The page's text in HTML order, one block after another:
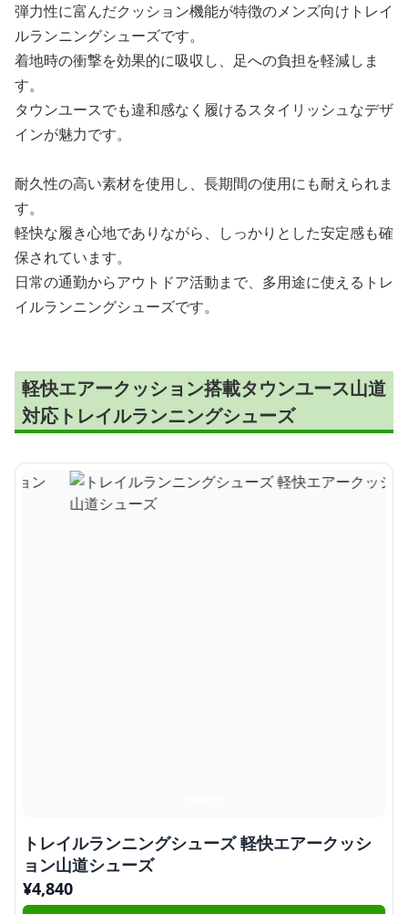
弾力性に富んだクッション機能が特徴のメンズ向けトレイ
ルランニングシューズです。
着地時の衝撃を効果的に吸収し、足への負担を軽減しま
す。
タウンユースでも違和感なく履けるスタイリッシュなデザ
インが魅力です。
耐久性の高い素材を使用し、長期間の使用にも耐えられま
す。
軽快な履き心地でありながら、しっかりとした安定感も確
保されています。
日常の通勤からアウトドア活動まで、多用途に使えるトレ
イルランニングシューズです。
軽快エアークッション搭載タウンユース山道
対応トレイルランニングシューズ
トレイルランニングシューズ 軽快エアークッシ
ョン山道シューズ
¥4,840